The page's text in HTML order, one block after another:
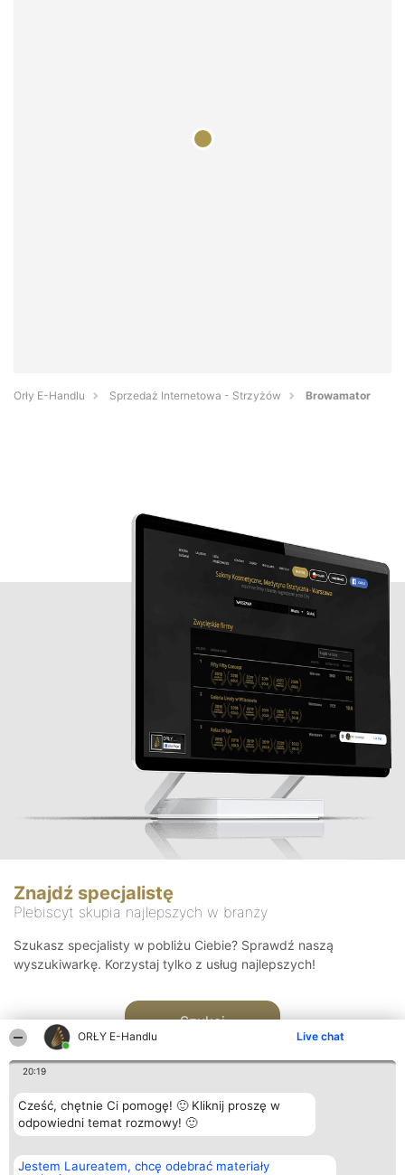
ORŁY E-Handlu Live chat
20:19
Cześć, chętnie Ci pomogę! 🙂 Kliknij proszę w
odpowiedni temat rozmowy! 🙂
Jestem Laureatem, chcę odebrać materiały
Orły E-Handlu Sprzedaż Internetowa - Strzyżów Browamator
Znajdź specjalistę
Plebiscyt skupia najlepszych w branży
Szukasz specjalisty w pobliżu Ciebie? Sprawdź naszą
wyszukiwarkę. Korzystaj tylko z usług najlepszych!
Szukaj
Organizator plebiscytu
Bright Side Solutions sp. z o.
Plebiscyt
Laureaci
Kontakt
Kontakt